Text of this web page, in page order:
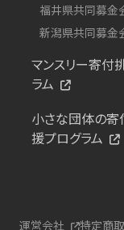
福井県共同募金
新潟県共同募金
マンスリー寄付
ラム
小さな団体の
援プログラム
運営会社 特定商